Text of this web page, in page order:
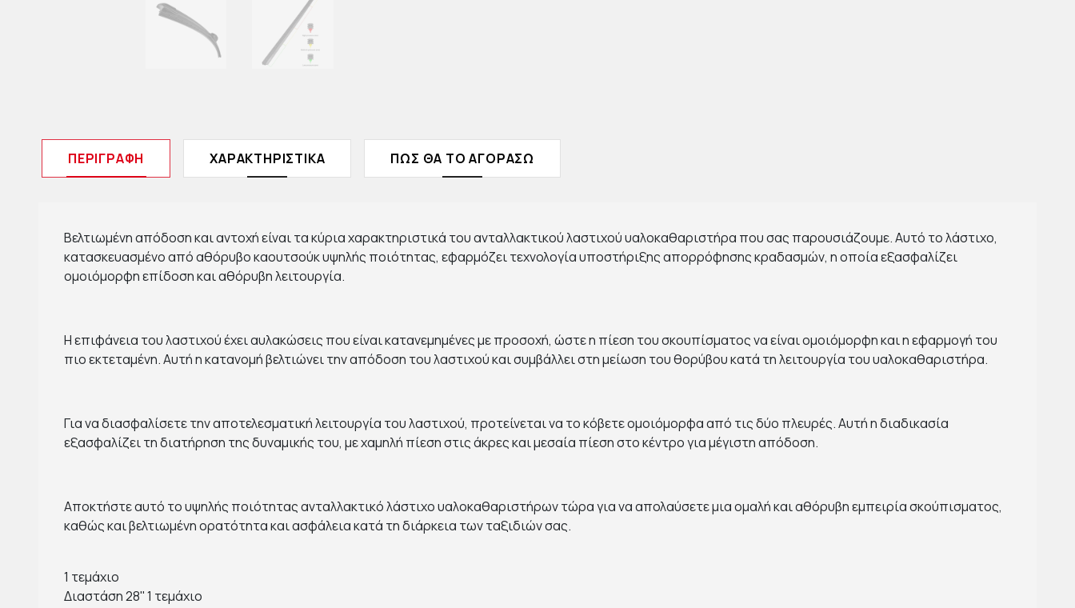
ΠΕΡΙΓΡΑΦΉ ΧΑΡΑΚΤΗΡΙΣΤΙΚΆ ΠΩΣ ΘΑ ΤΟ ΑΓΟΡΑΣΩ
Βελτιωμένη απόδοση και αντοχή είναι τα κύρια χαρακτηριστικά του ανταλλακτικού λαστιχού υαλοκαθαριστήρα που σας παρουσιάζουμε. Αυτό το λάστιχο,
κατασκευασμένο από αθόρυβο καουτσούκ υψηλής ποιότητας, εφαρμόζει τεχνολογία υποστήριξης απορρόφησης κραδασμών, η οποία εξασφαλίζει
ομοιόμορφη επίδοση και αθόρυβη λειτουργία.
Η επιφάνεια του λαστιχού έχει αυλακώσεις που είναι κατανεμημένες με προσοχή, ώστε η πίεση του σκουπίσματος να είναι ομοιόμορφη και η εφαρμογή του
πιο εκτεταμένη. Αυτή η κατανομή βελτιώνει την απόδοση του λαστιχού και συμβάλλει στη μείωση του θορύβου κατά τη λειτουργία του υαλοκαθαριστήρα.
Για να διασφαλίσετε την αποτελεσματική λειτουργία του λαστιχού, προτείνεται να το κόβετε ομοιόμορφα από τις δύο πλευρές. Αυτή η διαδικασία
εξασφαλίζει τη διατήρηση της δυναμικής του, με χαμηλή πίεση στις άκρες και μεσαία πίεση στο κέντρο για μέγιστη απόδοση.
Αποκτήστε αυτό το υψηλής ποιότητας ανταλλακτικό λάστιχο υαλοκαθαριστήρων τώρα για να απολαύσετε μια ομαλή και αθόρυβη εμπειρία σκούπισματος,
καθώς και βελτιωμένη ορατότητα και ασφάλεια κατά τη διάρκεια των ταξιδιών σας.
1 τεμάχιο
Διαστάση 28'' 1 τεμάχιο